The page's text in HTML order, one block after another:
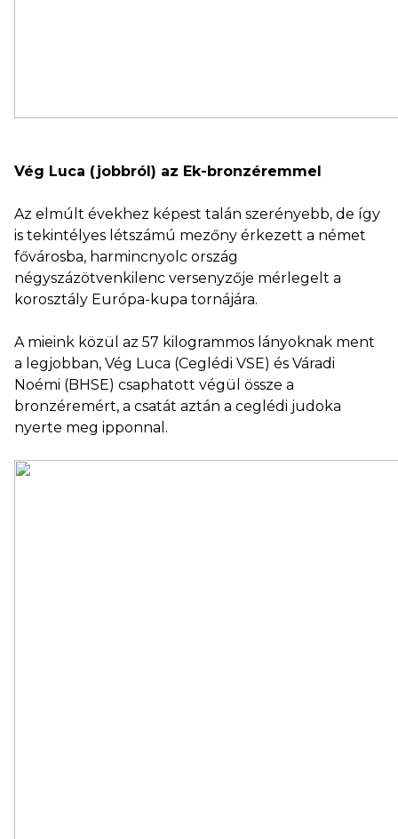
Vég Luca (jobbról) az Ek-bronzéremmel
Az elmúlt évekhez képest talán szerényebb, de így
is tekintélyes létszámú mezőny érkezett a német
fővárosba, harmincnyolc ország
négyszázötvenkilenc versenyzője mérlegelt a
korosztály Európa-kupa tornájára.
A mieink közül az 57 kilogrammos lányoknak ment
a legjobban, Vég Luca (Ceglédi VSE) és Váradi
Noémi (BHSE) csaphatott végül össze a
bronzéremért, a csatát aztán a ceglédi judoka
nyerte meg ipponnal.